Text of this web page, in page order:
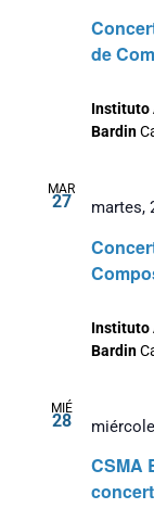
de
Instituto
Bardin
MAR
27 martes,
Instituto
Bardin
MIÉ
28
CSMA